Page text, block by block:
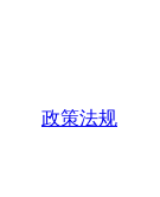
政策法规